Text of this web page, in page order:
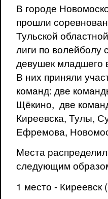
В городе
прошли
Тульской
лиги по волейболу
девушек младшего
В них приняли
команд: две
Щёкино, две
Киреевска, Тулы,
Ефремова,
Места
следующим
1 место - Киреевск